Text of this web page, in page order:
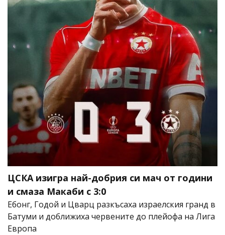
ЦСКА изигра най-добрия си мач от години
и смаза Макаби с 3:0
Ебонг, Годой и Цварц разкъсаха израелския гранд в
Батуми и доближиха червените до плейофа на Лига
Европа